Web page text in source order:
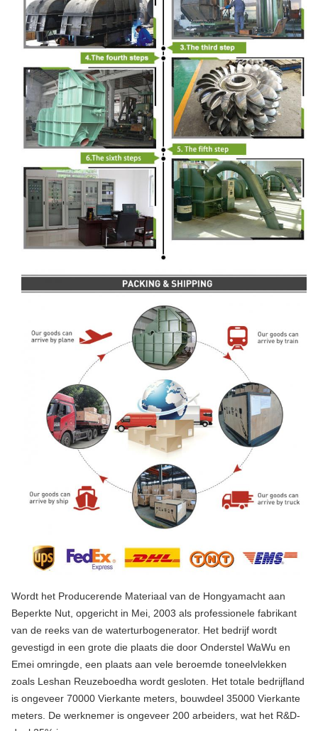
Wordt het Producerende Materiaal van de Hongyamacht aan
Beperkte Nut, opgericht in Mei, 2003 als professionele fabrikant
van de reeks van de waterturbogenerator. Het bedrijf wordt
gevestigd in een grote die plaats die door Onderstel WaWu en
Emei omringde, een plaats aan vele beroemde toneelvlekken
zoals Leshan Reuzeboedha wordt gesloten. Het totale bedrijfland
is ongeveer 70000 Vierkante meters, bouwdeel 35000 Vierkante
meters. De werknemer is ongeveer 200 arbeiders, wat het R&D-